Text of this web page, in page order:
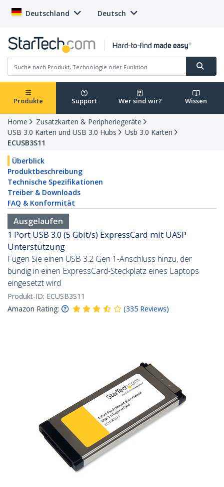
Deutschland Deutsch
Produkte Support Wer sind wir? Wissen
Home
Zusatzkarten & Peripheriegeräte
USB 3.0 Karten und USB 3.0 Hubs
Usb 3.0 Karten
ECUSB3S11
Überblick
Produktbeschreibung
Technische Spezifikationen
Treiber & Downloads
FAQ & Konformität
Ausgelaufen
1 Port USB 3.0 (5 Gbit/s) ExpressCard mit UASP
Unterstützung
Fügen Sie einen USB 3.2 Gen 1-Anschluss hinzu, der
bündig in einen ExpressCard-Steckplatz eines Laptops
eingesetzt wird
Produkt-ID: ECUSB3S11
Amazon Rating:
(335 Reviews)